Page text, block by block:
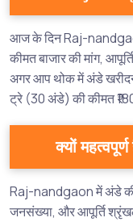
आज के दिन Raj-
कीमत बाजार की मांग,
अगर आप थोक में अंडे
ट्रे (30 अंडे) की कीमत
क्यों
Raj-nandgaon में अंडे की
जनसंख्या, और आपूर्ति